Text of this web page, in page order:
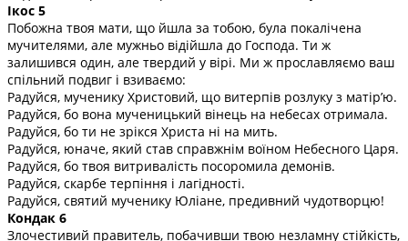
Ікос 5
Побожна твоя мати, що йшла за тобою, була покалічена
мучителями, але мужньо відійшла до Господа. Ти ж
залишився один, але твердий у вірі. Ми ж прославляємо ваш
спільний подвиг і взиваємо:
Радуйся, мученику Христовий, що витерпів розлуку з матір’ю.
Радуйся, бо вона мученицький вінець на небесах отримала.
Радуйся, бо ти не зрікся Христа ні на мить.
Радуйся, юначе, який став справжнім воїном Небесного Царя.
Радуйся, бо твоя витривалість посоромила демонів.
Радуйся, скарбе терпіння і лагідності.
Радуйся, святий мученику Юліане, предивний чудотворцю!
Кондак 6
Злочестивий правитель, побачивши твою незламну стійкість,